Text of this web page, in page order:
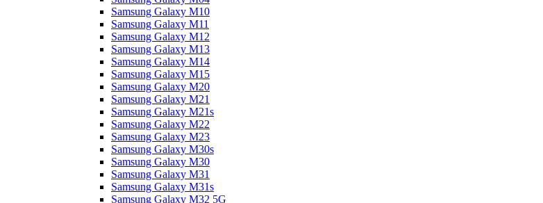
Samsung Galaxy M10
Samsung Galaxy M11
Samsung Galaxy M12
Samsung Galaxy M13
Samsung Galaxy M14
Samsung Galaxy M15
Samsung Galaxy M20
Samsung Galaxy M21
Samsung Galaxy M21s
Samsung Galaxy M22
Samsung Galaxy M23
Samsung Galaxy M30s
Samsung Galaxy M30
Samsung Galaxy M31
Samsung Galaxy M31s
Samsung Galaxy M32 5G